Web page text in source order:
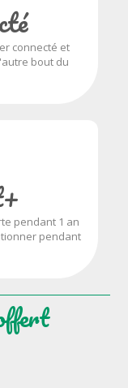
connecté et
bout du
pendant 1 an
pendant